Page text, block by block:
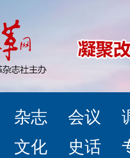
杂志 会议
文化
史话